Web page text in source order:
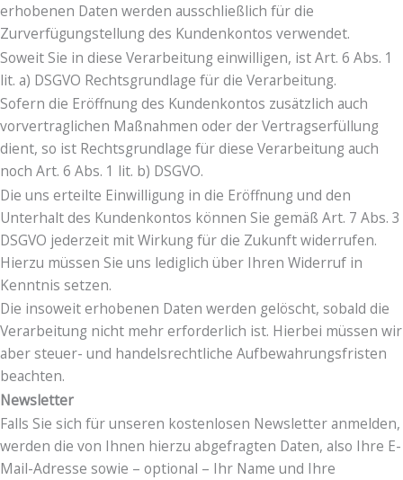
erhobenen Daten werden ausschließlich für die
Zurverfügungstellung des Kundenkontos verwendet.
Soweit Sie in diese Verarbeitung einwilligen, ist Art. 6 Abs. 1
lit. a) DSGVO Rechtsgrundlage für die Verarbeitung.
Sofern die Eröffnung des Kundenkontos zusätzlich auch
vorvertraglichen Maßnahmen oder der Vertragserfüllung
dient, so ist Rechtsgrundlage für diese Verarbeitung auch
noch Art. 6 Abs. 1 lit. b) DSGVO.
Die uns erteilte Einwilligung in die Eröffnung und den
Unterhalt des Kundenkontos können Sie gemäß Art. 7 Abs. 3
DSGVO jederzeit mit Wirkung für die Zukunft widerrufen.
Hierzu müssen Sie uns lediglich über Ihren Widerruf in
Kenntnis setzen.
Die insoweit erhobenen Daten werden gelöscht, sobald die
Verarbeitung nicht mehr erforderlich ist. Hierbei müssen wir
aber steuer- und handelsrechtliche Aufbewahrungsfristen
beachten.
Newsletter
Falls Sie sich für unseren kostenlosen Newsletter anmelden,
werden die von Ihnen hierzu abgefragten Daten, also Ihre E-
Mail-Adresse sowie – optional – Ihr Name und Ihre